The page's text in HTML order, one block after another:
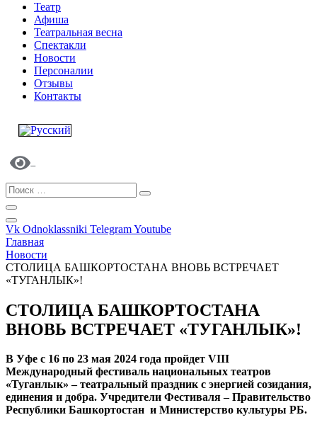
Театр
Афиша
Театральная весна
Спектакли
Новости
Персоналии
Отзывы
Контакты
Vk Odnoklassniki TelegramYoutube
Главная
Новости
СТОЛИЦА БАШКОРТОСТАНА ВНОВЬ ВСТРЕЧАЕТ
«ТУГАНЛЫК»!
СТОЛИЦА БАШКОРТОСТАНА
ВНОВЬ ВСТРЕЧАЕТ «ТУГАНЛЫК»!
В Уфе с 16 по 23 мая 2024 года пройдет VIII
Международный фестиваль национальных театров
«Туганлык» –театральный праздник с энергией созидания,
единения и добра. Учредители Фестиваля – Правительство
Республики Башкортостан и Министерство культуры РБ.